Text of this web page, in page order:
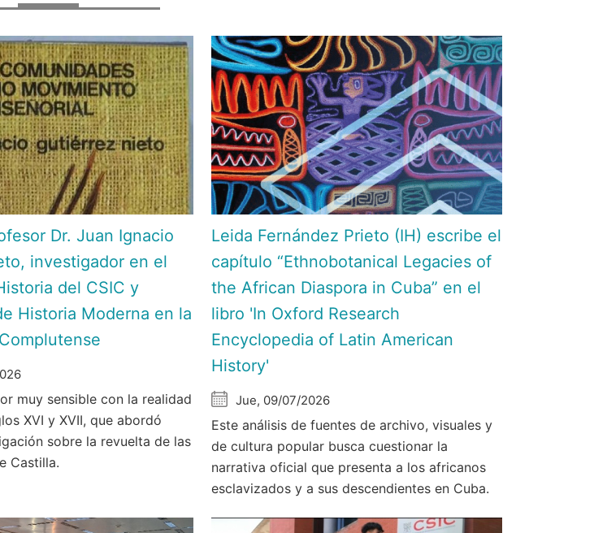
Dr. Juan Ignacio
investigador en el
del CSIC y
Historia Moderna en la
muy sensible con la realidad
XVI y XVII, que abordó
sobre la revuelta de las
Castilla.
Leida Fernández Prieto (IH) escribe el
capítulo “Ethnobotanical Legacies of
the African Diaspora in Cuba” en el
libro 'In Oxford Research
Encyclopedia of Latin American
History'
Jue, 09/07/2026
Este análisis de fuentes de archivo, visuales y
de cultura popular busca cuestionar la
narrativa oficial que presenta a los africanos
esclavizados y a sus descendientes en Cuba.